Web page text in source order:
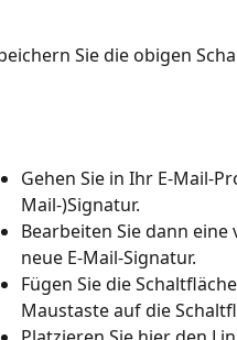
Sie die obigen
Gehen Sie in Ihr E-Mail-
Mail-)Signatur.
Bearbeiten Sie dann
neue E-Mail-Signatur.
Fügen Sie die
Maustaste auf die